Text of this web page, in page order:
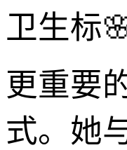
卫生标
更重要
式。她